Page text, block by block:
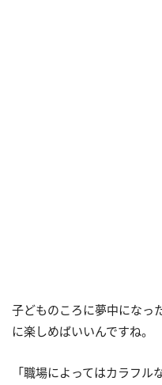
子どものころに夢中になっ
に楽しめばいいんですね。
「職場によってはカラフ